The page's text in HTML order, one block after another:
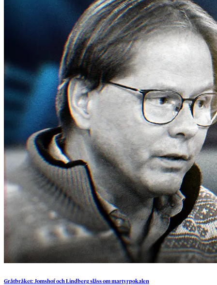
Gråtbråket:JomshofochLindbergslåssommartyrpokalen